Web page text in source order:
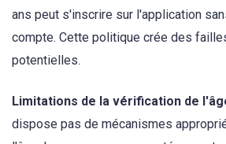
ans peut s'inscrire sur l'application
compte. Cette politique crée des
potentielles.
Limitations de la vérification de
dispose pas de mécanismes